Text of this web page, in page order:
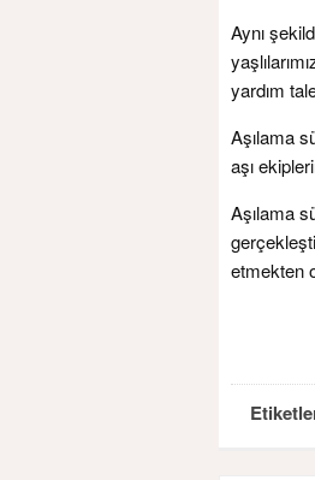
Aynı
yardım
Aşılama
aşı
Aşılama
etmekten